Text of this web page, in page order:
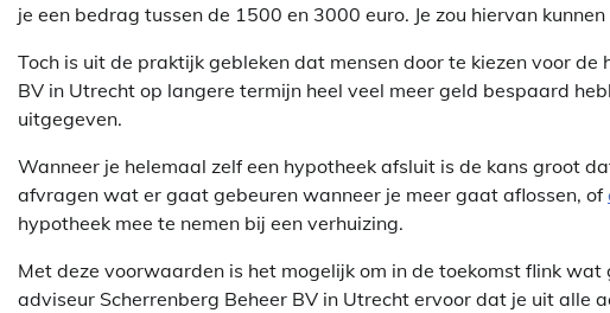
je een bedrag tussen de 1500 en 3000 euro. Je zou hiervan
Toch is uit de praktijk gebleken dat mensen door te kiezen voor
BV in Utrecht op langere termijn heel veel meer geld bespaard
uitgegeven.
Wanneer je helemaal zelf een hypotheek afsluit is de kans groot
afvragen wat er gaat gebeuren wanneer je meer gaat aflossen, of
hypotheek mee te nemen bij een verhuizing.
Met deze voorwaarden is het mogelijk om in de toekomst flink
adviseur Scherrenberg Beheer BV in Utrecht ervoor dat je uit alle